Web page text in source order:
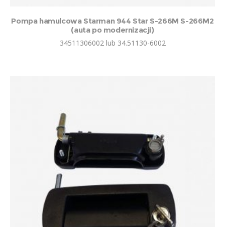
Pompa hamulcowa Starman 944 Star S-266M S-266M2
(auta po modernizacji)
34511306002 lub 34.51130-6002